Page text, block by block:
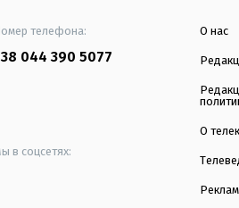
телефона:
044 390 5077
в соцсетях:
О нас
О